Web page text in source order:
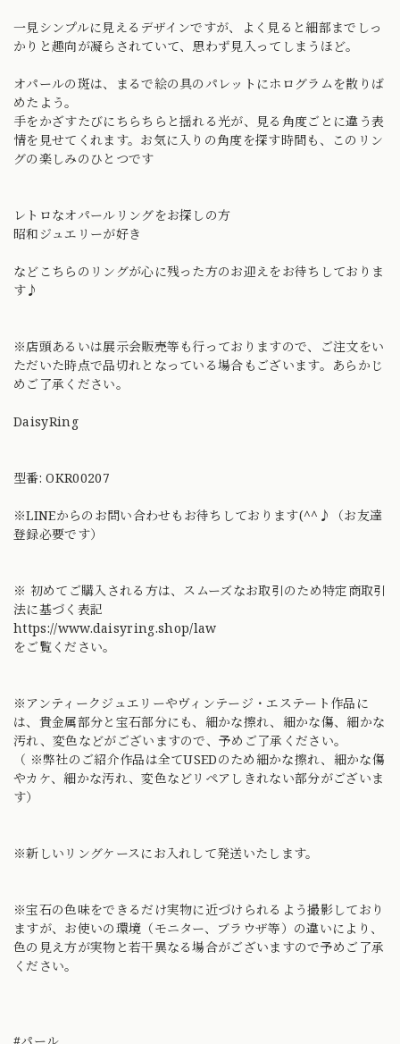
一見シンプルに見えるデザインですが、よく見ると細部までしっ
かりと趣向が凝らされていて、思わず見入ってしまうほど。
オパールの斑は、まるで絵の具のパレットにホログラムを散りば
めたよう。
手をかざすたびにちらちらと揺れる光が、見る角度ごとに違う表
情を見せてくれます。お気に入りの角度を探す時間も、このリン
グの楽しみのひとつです
レトロなオパールリングをお探しの方
昭和ジュエリーが好き
などこちらのリングが心に残った方のお迎えをお待ちしておりま
す♪
※店頭あるいは展示会販売等も行っておりますので、ご注文をい
ただいた時点で品切れとなっている場合もございます。あらかじ
めご了承ください。
DaisyRing
型番: OKR00207
※LINEからのお問い合わせもお待ちしております(^^♪（お友達
登録必要です）
※ 初めてご購入される方は、スムーズなお取引のため特定商取引
法に基づく表記
https://www.daisyring.shop/law
をご覧ください。
※アンティークジュエリーやヴィンテージ・エステート作品に
は、貴金属部分と宝石部分にも、細かな擦れ、細かな傷、細かな
汚れ、変色などがございますので、予めご了承ください。
（ ※弊社のご紹介作品は全てUSEDのため細かな擦れ、細かな傷
やカケ、細かな汚れ、変色などリペアしきれない部分がございま
す）
※新しいリングケースにお入れして発送いたします。
※宝石の色味をできるだけ実物に近づけられるよう撮影しており
ますが、お使いの環境（モニター、ブラウザ等）の違いにより、
色の見え方が実物と若干異なる場合がございますので予めご了承
ください。